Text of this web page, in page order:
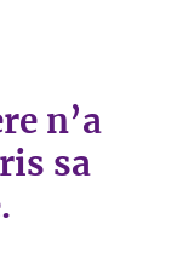
n’a
sa